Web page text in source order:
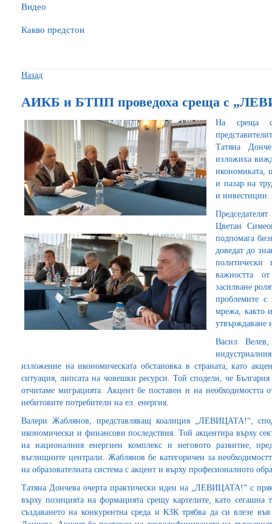
Видео
Какво предстои
Назад
АИКБ и БТПП проведоха среща с
На среща
Татяна
изложиха
икономиката,
и пазар на
и инвестиции.
Цветан
подпомага
доведат до
важността
засилване
проблемите с
мрежа, както
утвърждаване
Васил
изложение на икономическата обстановка в страната, като
ситуация, липсата на човешки ресурси. Той сподели, че
отчитаме миграцията. Акцент бе поставен и на необходимостта
небитовите потребители на ел. енергия.
Валери Жаблянов, представляващ коалиция „ЛЕВИЦАТА!“,
икономически и финансови последствия. Той акцентира върху
на националния енергиен комплекс и неговото развитие,
въглищните централи. Жаблянов бе категоричен за
на образователната система с акцент и върху професионалното
Татяна Дончева очерта практически идеи на „ЛЕВИЦАТА!“ с
върху позицията на формацията срещу картелите, като сегашна
създаването на конкурентна среда и КЗК трябва да си влезе